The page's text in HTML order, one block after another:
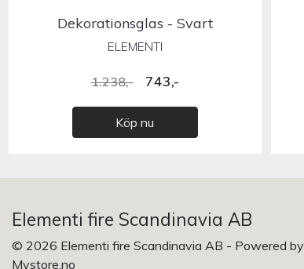
Dekorationsglas - Svart
ELEMENTI
1.238,- 743,-
Köp nu
Elementi fire Scandinavia AB
© 2026 Elementi fire Scandinavia AB - Powered by
Mystore.no